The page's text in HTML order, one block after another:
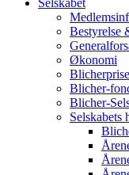
Selskabet
Bestyrelse
Økonomi
Blicher-
Blicher-
Selskabets